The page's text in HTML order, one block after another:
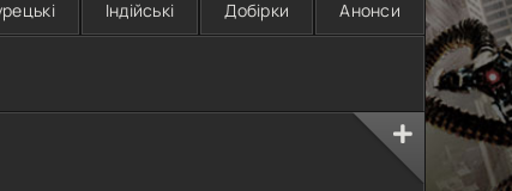
Індійські Добірки Анонси